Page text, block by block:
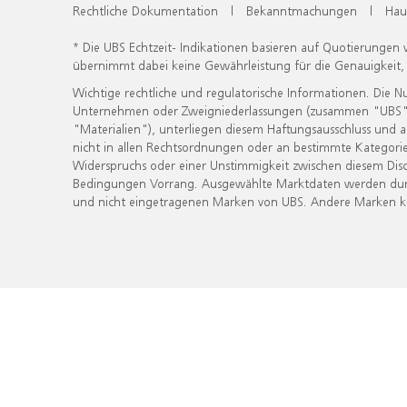
Rechtliche Dokumentation | Bekanntmachungen |
* Die UBS Echtzeit- Indikationen basieren auf
übernimmt dabei keine Gewährleistung für die
Wichtige rechtliche und regulatorische Informationen. Die
Unternehmen oder Zweigniederlassungen (zusammen
"Materialien"), unterliegen diesem Haftungsausschluss
nicht in allen Rechtsordnungen oder an bestimmte
Widerspruchs oder einer Unstimmigkeit zwischen diesem
Bedingungen Vorrang. Ausgewählte Marktdaten werden
und nicht eingetragenen Marken von UBS. Andere Marken